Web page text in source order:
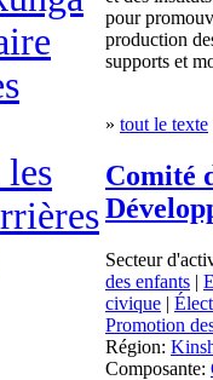
pour
production
supports et
» tout le texte
Comité
Secteur
des enfants |
civique |
Promotion
Région:
Composante: